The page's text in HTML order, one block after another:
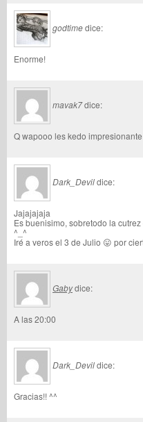
godtimedice:
Enorme!
mavak7dice:
Q wapooo les kedo impresionante
Dark_Devildice:
Jajajajaja
Es buenisimo, sobretodo la
^_^
Iré a veros el 3 de Julio 😛 por
Gabydice:
A las 20:00
Dark_Devildice:
Gracias!! ^^